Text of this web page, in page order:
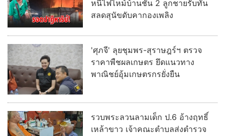
หนีไฟไหม้บ้านชั้น 2 ลูกชายรับทัน
สลดสุนัขดับคากองเพลิง
'ศุภจี' ลุยชุมพร-สุราษฎร์ฯ ตรวจ
ราคาพืชผลเกษตร ยึดแนวทาง
พาณิชย์อุ้มเกษตรกรยั่งยืน
รวบพระลวนลามเด็ก ป.6 อ้างฤทธิ์
เหล้าขาว เจ้าคณะตำบลส่งตำรวจ